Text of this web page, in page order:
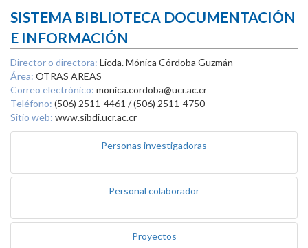
SISTEMA BIBLIOTECA DOCUMENTACIÓN
E INFORMACIÓN
Director o directora: Licda. Mónica Córdoba Guzmán
Área: OTRAS AREAS
Correo electrónico: monica.cordoba@ucr.ac.cr
Teléfono: (506) 2511-4461 / (506) 2511-4750
Sitio web: www.sibdi.ucr.ac.cr
Personas investigadoras
Personal colaborador
Proyectos